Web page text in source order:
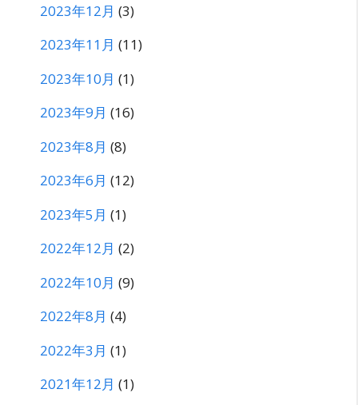
2023年12月 (3)
2023年11月 (11)
2023年10月 (1)
2023年9月 (16)
2023年8月 (8)
2023年6月 (12)
2023年5月 (1)
2022年12月 (2)
2022年10月 (9)
2022年8月 (4)
2022年3月 (1)
2021年12月 (1)